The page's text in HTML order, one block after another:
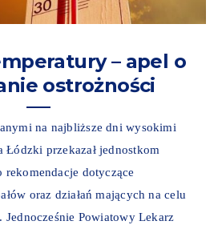
– apel o
ostrożności
na najbliższe dni wysokimi
Łódzki przekazał jednostkom
dotyczące
oraz działań mających na celu
Powiatowy Lekarz